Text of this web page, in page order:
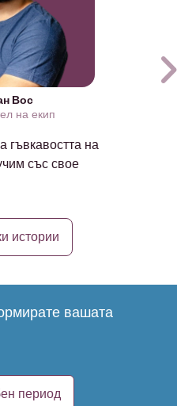
Вос
на екип
гъвкавостта на
със свое
истории
вашата
период